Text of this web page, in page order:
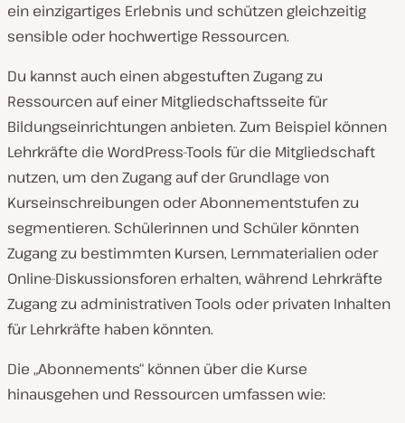
ein einzigartiges Erlebnis und schützen gleichzeitig
sensible oder hochwertige Ressourcen.
Du kannst auch einen abgestuften Zugang zu
Ressourcen auf einer Mitgliedschaftsseite für
Bildungseinrichtungen anbieten. Zum Beispiel können
Lehrkräfte die WordPress-Tools für die Mitgliedschaft
nutzen, um den Zugang auf der Grundlage von
Kurseinschreibungen oder Abonnementstufen zu
segmentieren. Schülerinnen und Schüler könnten
Zugang zu bestimmten Kursen, Lernmaterialien oder
Online-Diskussionsforen erhalten, während Lehrkräfte
Zugang zu administrativen Tools oder privaten Inhalten
für Lehrkräfte haben könnten.
Die „Abonnements“ können über die Kurse
hinausgehen und Ressourcen umfassen wie: